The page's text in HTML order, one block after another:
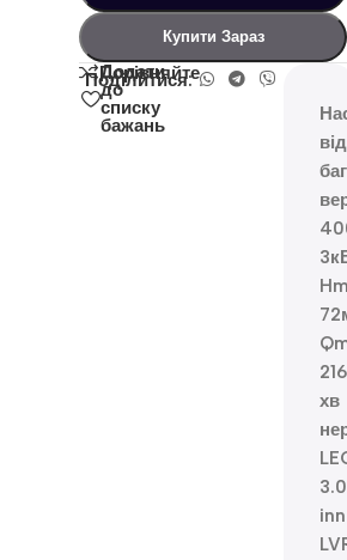
Купити Зараз
Порівняйте
Додати
до
списку
бажань
Поділитися:
хв
3.0